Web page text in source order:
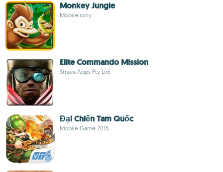
Monkey Jungle
MobileIrony
Elite Commando Mission
Straya Apps Pty Ltd
Đại Chiến Tam Quốc
Mobile Game 2015